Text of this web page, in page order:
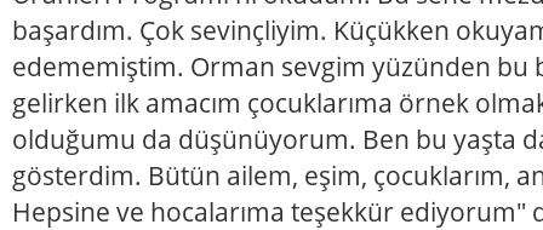
başardım. Çok sevinçliyim. Küçükken
edememiştim. Orman sevgim yüzünden bu
gelirken ilk amacım çocuklarıma örnek
olduğumu da düşünüyorum. Ben bu yaşta
gösterdim. Bütün ailem, eşim, çocuklarım,
Hepsine ve hocalarıma teşekkür ediyorum"